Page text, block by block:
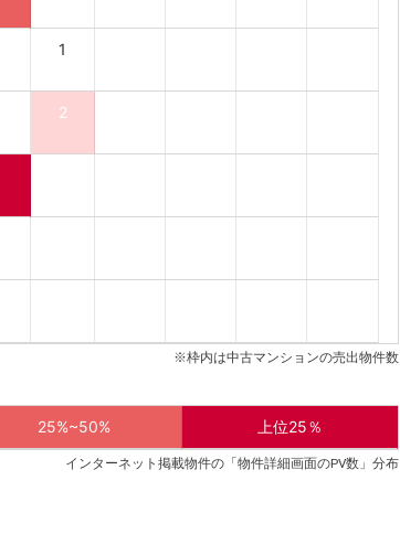
1
2
※枠内は中古マンションの売出物件数
25%~50% 上位25％
インターネット掲載物件の「物件詳細画面のPV数」分布